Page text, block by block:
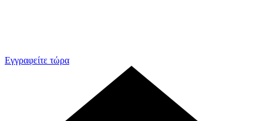
Εγγραφείτε τώρα